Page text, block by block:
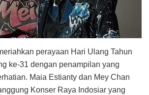
perayaan Hari Ulang Tahun
ke-31 dengan penampilan yang
Maia Estianty dan Mey Chan
Konser Raya Indosiar yang